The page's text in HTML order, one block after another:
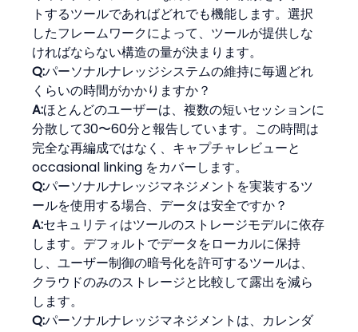
トするツールであればどれでも機能します。選択
したフレームワークによって、ツールが提供しな
ければならない構造の量が決まります。
Q:パーソナルナレッジシステムの維持に毎週どれ
くらいの時間がかかりますか？
A:ほとんどのユーザーは、複数の短いセッションに
分散して30〜60分と報告しています。この時間は
完全な再編成ではなく、キャプチャレビューと
occasional linking をカバーします。
Q:パーソナルナレッジマネジメントを実装するツ
ールを使用する場合、データは安全ですか？
A:セキュリティはツールのストレージモデルに依存
します。デフォルトでデータをローカルに保持
し、ユーザー制御の暗号化を許可するツールは、
クラウドのみのストレージと比較して露出を減ら
します。
Q:パーソナルナレッジマネジメントは、カレンダ